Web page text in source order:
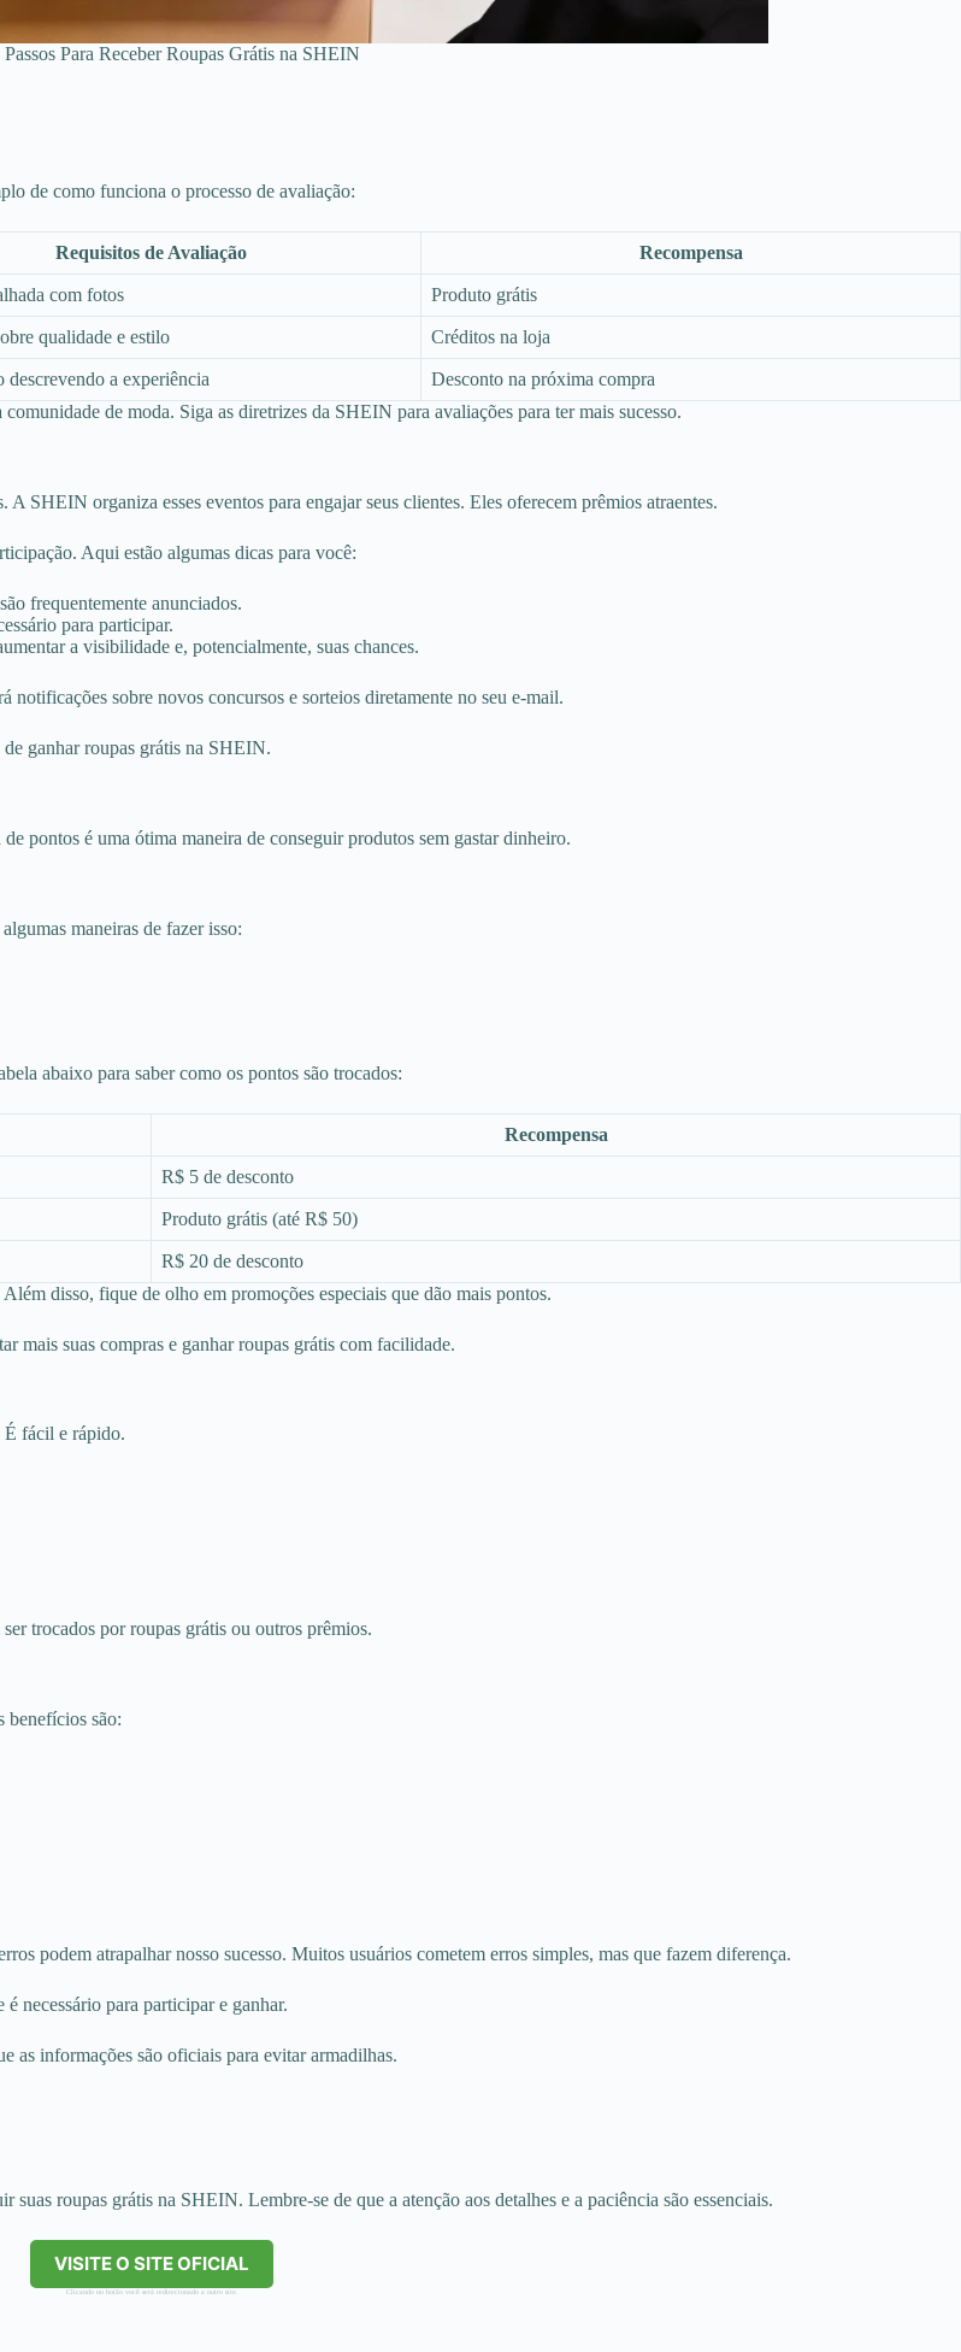
Passos Para Receber Roupas Grátis na SHEIN
de como funciona o processo de avaliação:
Requisitos de Avaliação Recompensa
com fotos Produto grátis
qualidade e estilo Créditos na loja
a experiência
Desconto na próxima compra
de moda. Siga as diretrizes da SHEIN para avaliações para ter mais sucesso.
SHEIN organiza esses eventos para engajar seus clientes. Eles oferecem prêmios atraentes.
Aqui estão algumas dicas para você:
frequentemente anunciados.
para participar.
a visibilidade e, potencialmente, suas chances.
sobre novos concursos e sorteios diretamente no seu e-mail.
de ganhar roupas grátis na SHEIN.
pontos é uma ótima maneira de conseguir produtos sem gastar dinheiro.
maneiras de fazer isso:
abaixo para saber como os pontos são trocados:
Recompensa
R$ 5 de desconto
Produto grátis (até R$ 50)
R$ 20 de desconto
disso, fique de olho em promoções especiais que dão mais pontos.
mais suas compras e ganhar roupas grátis com facilidade.
É fácil e rápido.
trocados por roupas grátis ou outros prêmios.
benefícios são:
podem atrapalhar nosso sucesso. Muitos usuários cometem erros simples, mas que fazem diferença.
necessário para participar e ganhar.
as informações são oficiais para evitar armadilhas.
roupas grátis na SHEIN. Lembre-se de que a atenção aos detalhes e a paciência são essenciais.
VISITE O SITE OFICIAL
Clicando no botão você será redirecionado a outro site.